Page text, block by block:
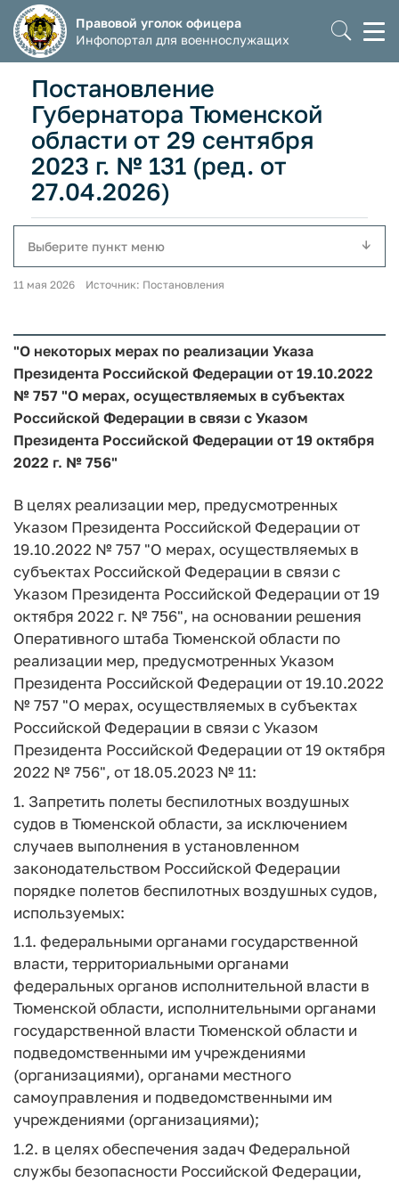
Правовой уголок офицера
Инфопортал для военнослужащих
Постановление
Губернатора Тюменской
области от 29 сентября
2023 г. № 131 (ред. от
27.04.2026)
Выберите пункт меню
11 мая 2026 Источник: Постановления
"О некоторых мерах по реализации Указа
Президента Российской Федерации от 19.10.2022
№ 757 "О мерах, осуществляемых в субъектах
Российской Федерации в связи с Указом
Президента Российской Федерации от 19 октября
2022 г. № 756"
В целях реализации мер, предусмотренных
Указом Президента Российской Федерации от
19.10.2022 № 757 "О мерах, осуществляемых в
субъектах Российской Федерации в связи с
Указом Президента Российской Федерации от 19
октября 2022 г. № 756", на основании решения
Оперативного штаба Тюменской области по
реализации мер, предусмотренных Указом
Президента Российской Федерации от 19.10.2022
№ 757 "О мерах, осуществляемых в субъектах
Российской Федерации в связи с Указом
Президента Российской Федерации от 19 октября
2022 № 756", от 18.05.2023 № 11:
1. Запретить полеты беспилотных воздушных
судов в Тюменской области, за исключением
случаев выполнения в установленном
законодательством Российской Федерации
порядке полетов беспилотных воздушных судов,
используемых:
1.1. федеральными органами государственной
власти, территориальными органами
федеральных органов исполнительной власти в
Тюменской области, исполнительными органами
государственной власти Тюменской области и
подведомственными им учреждениями
(организациями), органами местного
самоуправления и подведомственными им
учреждениями (организациями);
1.2. в целях обеспечения задач Федеральной
службы безопасности Российской Федерации,